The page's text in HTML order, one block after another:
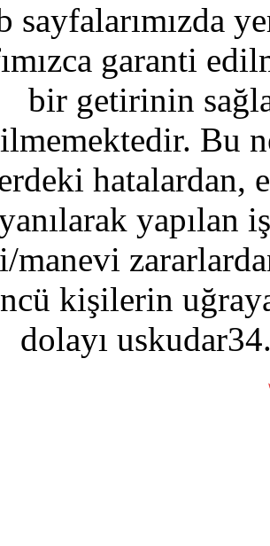
sayfalarımızda
garanti
bir getirinin
Bu
hatalardan,
yapılan
manevi
kişilerin
dolayı